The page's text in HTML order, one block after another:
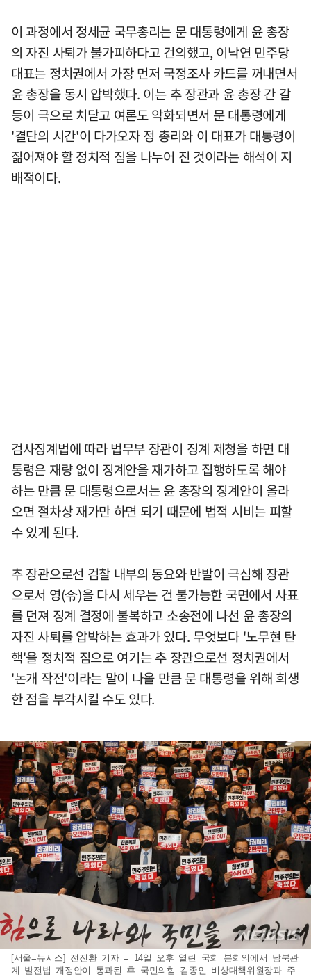
이 과정에서 정세균 국무총리는 문 대통령에게 윤 총장
의 자진 사퇴가 불가피하다고 건의했고, 이낙연 민주당
대표는 정치권에서 가장 먼저 국정조사 카드를 꺼내면서
윤 총장을 동시 압박했다. 이는 추 장관과 윤 총장 간 갈
등이 극으로 치닫고 여론도 악화되면서 문 대통령에게
'결단의 시간'이 다가오자 정 총리와 이 대표가 대통령이
짊어져야 할 정치적 짐을 나누어 진 것이라는 해석이 지
배적이다.
검사징계법에 따라 법무부 장관이 징계 제청을 하면 대
통령은 재량 없이 징계안을 재가하고 집행하도록 해야
하는 만큼 문 대통령으로서는 윤 총장의 징계안이 올라
오면 절차상 재가만 하면 되기 때문에 법적 시비는 피할
수 있게 된다.
추 장관으로선 검찰 내부의 동요와 반발이 극심해 장관
으로서 영(令)을 다시 세우는 건 불가능한 국면에서 사표
를 던져 징계 결정에 불복하고 소송전에 나선 윤 총장의
자진 사퇴를 압박하는 효과가 있다. 무엇보다 '노무현 탄
핵'을 정치적 짐으로 여기는 추 장관으로선 정치권에서
'논개 작전'이라는 말이 나올 만큼 문 대통령을 위해 희생
한 점을 부각시킬 수도 있다.
[서울=뉴시스] 전진환 기자 = 14일 오후 열린 국회 본회의에서 남북관
계 발전법 개정안이 통과된 후 국민의힘 김종인 비상대책위원장과 주